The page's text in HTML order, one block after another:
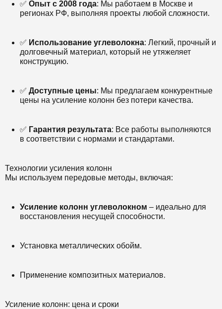
✅ Опыт с 2008 года: Мы работаем в Москве и
регионах РФ, выполняя проекты любой сложности.
✅ Использование углеволокна: Легкий, прочный и
долговечный материал, который не утяжеляет
конструкцию.
✅ Доступные цены: Мы предлагаем конкурентные
цены на усиление колонн без потери качества.
✅ Гарантия результата: Все работы выполняются
в соответствии с нормами и стандартами.
Технологии усиления колонн
Мы используем передовые методы, включая:
Усиление колонн углеволокном – идеально для
восстановления несущей способности.
Установка металлических обойм.
Применение композитных материалов.
Усиление колонн: цена и сроки